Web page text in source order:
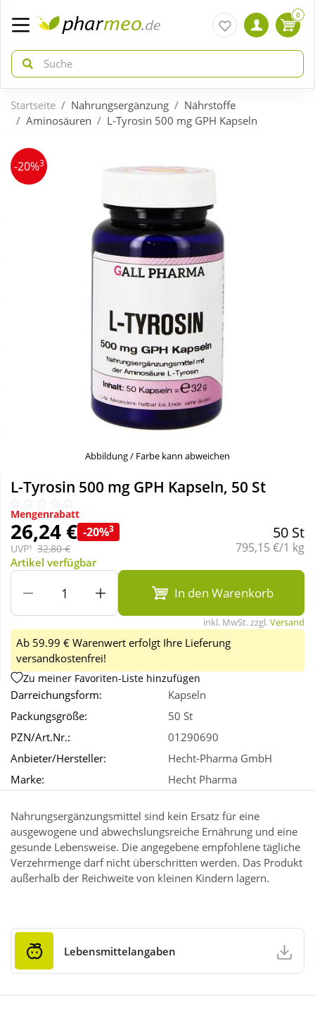
zurück
ÜBERSICHT AKTIONEN
Täglich gut versorgt
zurück
ÜBERSICHT KATEGORIEN
Körperpflege & Kosmetik
Nahrungsergänzung
Natur & Homöopathie
Sanitätshaus
Wellness
0
Startseite Nahrungsergänzung
Nährstoffe
Aminosäuren
L-Tyrosin 500 mg GPH Kapseln
-20%3
Abbildung / Farbe kann abweichen
L-Tyrosin 500 mg GPH Kapseln, 50 St
Mengenrabatt
26,24 € -20%3
UVP¹ 32,80 €
50 St
Grundpreis:
795,15 €/1 kg
Artikel verfügbar
In den Warenkorb
inkl. MwSt. zzgl.Versand
Ab 59.99 € Warenwert erfolgt Ihre Lieferung
versandkostenfrei!
Zu meiner Favoriten-Liste hinzufügen
Darreichungsform:
Kapseln
Packungsgröße:
50 St
PZN/Art.Nr.:
01290690
Anbieter/Hersteller:
Hecht-Pharma GmbH
Marke:
Hecht Pharma
Nahrungsergänzungsmittel sind kein Ersatz für eine
ausgewogene und abwechslungsreiche Ernährung und eine
gesunde Lebensweise. Die angegebene empfohlene tägliche
Verzehrmenge darf nicht überschritten werden. Das Produkt
außerhalb der Reichweite von kleinen Kindern lagern.
Lebensmittelangaben